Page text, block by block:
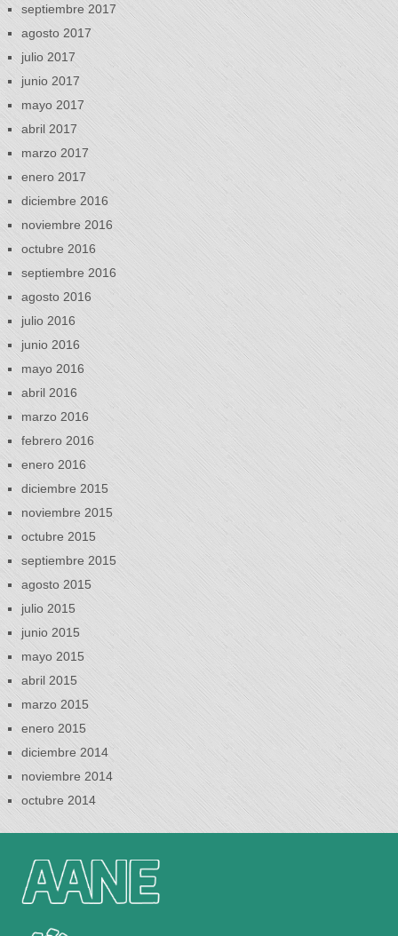
septiembre 2017
agosto 2017
julio 2017
junio 2017
mayo 2017
abril 2017
marzo 2017
enero 2017
diciembre 2016
noviembre 2016
octubre 2016
septiembre 2016
agosto 2016
julio 2016
junio 2016
mayo 2016
abril 2016
marzo 2016
febrero 2016
enero 2016
diciembre 2015
noviembre 2015
octubre 2015
septiembre 2015
agosto 2015
julio 2015
junio 2015
mayo 2015
abril 2015
marzo 2015
enero 2015
diciembre 2014
noviembre 2014
octubre 2014